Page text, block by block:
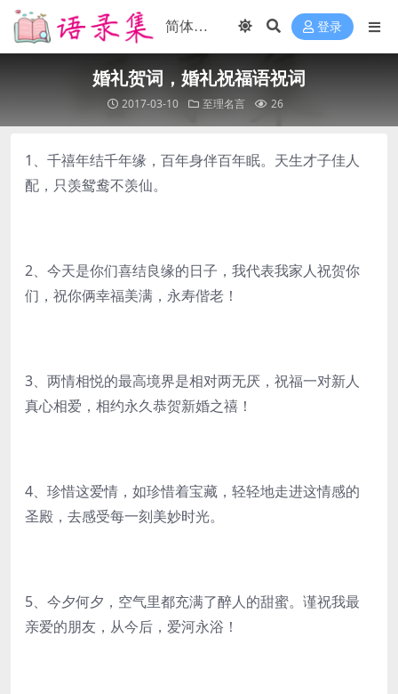
登录
婚礼贺词，婚礼祝福语祝词
2017-03-10 至理名言 26
1、千禧年结千年缘，百年身伴百年眠。天生才子佳人
配，只羡鸳鸯不羡仙。
2、今天是你们喜结良缘的日子，我代表我家人祝贺你
们，祝你俩幸福美满，永寿偕老！
3、两情相悦的最高境界是相对两无厌，祝福一对新人
真心相爱，相约永久恭贺新婚之禧！
4、珍惜这爱情，如珍惜着宝藏，轻轻地走进这情感的
圣殿，去感受每一刻美妙时光。
5、今夕何夕，空气里都充满了醉人的甜蜜。谨祝我最
亲爱的朋友，从今后，爱河永浴！